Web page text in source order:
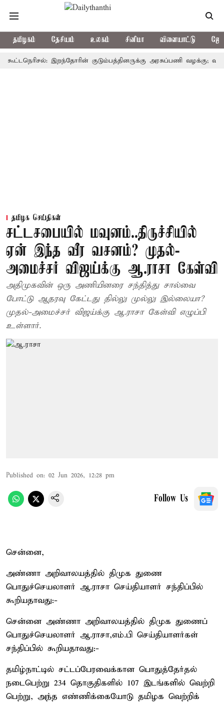
தமிழகம் தேசியம் உலகம் சினிமா விளையாட்டு
இறந்தோரின் குடும்பத்தினருக்கு அரசுப்பணி வழக்கு; வரும்
தமிழக செய்திகள்
சட்டசபையில் மவுனம்..திருச்சியில்
ஏன் இந்த வீர வசனம்? முதல்-
அமைச்சர் விஜய்க்கு ஆ.ராசா கேள்வி
அதிமுகவின் ஒரு அணியினரை சந்தித்து சால்வை
போட்டு ஆதரவு கேட்டது தில்லு முல்லு இல்லையா?
முதல்-அமைச்சர் விஜய்க்கு ஆ.ராசா கேள்வி எழுப்பி
உள்ளார்.
Published on: 02 Jun 2026, 12:28 pm
Follow Us
சென்னை,
அண்ணா அறிவாலயத்தில் திமுக துணை
பொதுச்செயலாளர் ஆ.ராசா செய்தியாளர் சந்திப்பில்
கூறியதாவது:-
சென்னை அண்ணா அறிவாலயத்தில் திமுக துணைப்
பொதுச்செயலாளர் ஆ.ராசா,எம்.பி செய்தியாளர்கள்
சந்திப்பில் கூறியதாவது:-
தமிழ்நாட்டில் சட்டப்பேரவைக்கான பொதுத்தேர்தல்
நடைபெற்று 234 தொகுதிகளில் 107 இடங்களில் வெற்றி
பெற்று, அந்த எண்ணிக்கையோடு தமிழக வெற்றிக்